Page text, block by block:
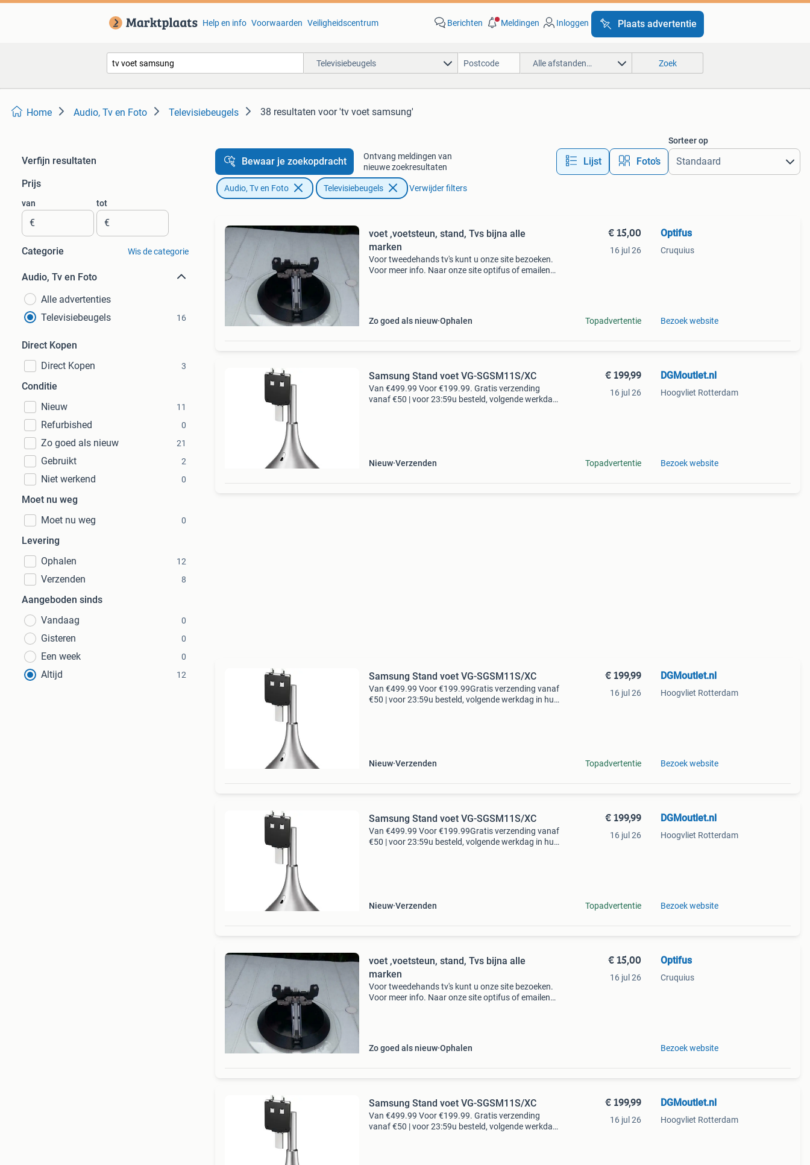
Help en info Voorwaarden Veiligheidscentrum Berichten Meldingen Inloggen Plaats advertentie
Televisiebeugels Alle afstanden… Zoek
Home Audio, Tv en Foto Televisiebeugels 38 resultaten voor 'tv voet samsung'
Verfijn resultaten
Prijs
van
€
tot
€
Categorie Wis de categorie
Audio, Tv en Foto
Alle advertenties
Televisiebeugels
16
Direct Kopen
Direct Kopen
3
Conditie
Nieuw
11
Refurbished 0
Zo goed als nieuw 21
Gebruikt 2
Niet werkend 0
Moet nu weg
Moet nu weg
0
Levering
Ophalen
12
Verzenden 8
Aangeboden sinds
Vandaag
0
Gisteren 0
Een week 0
Altijd 12
Bewaar je zoekopdracht
Ontvang meldingen van
nieuwe zoekresultaten
Lijst Foto’s
Sorteer op
Audio, Tv en Foto Televisiebeugels Verwijder filters
voet ,voetsteun, stand, Tvs bijna alle
marken
Voor tweedehands tv's kunt u onze site bezoeken.
Voor meer info. Naar onze site optifus of emailen
Zo goed als nieuw Ophalen
€ 15,00
16 jul 26
Topadvertentie
Optifus
Cruquius
Bezoek website
Samsung Stand voet VG-SGSM11S/XC
Van €499.99 Voor €199.99. Gratis verzending
vanaf €50 | voor 23:59u besteld, volgende werkdag
Nieuw Verzenden
€ 199,99
16 jul 26
Topadvertentie
DGMoutlet.nl
Hoogvliet Rotterdam
Bezoek website
Samsung Stand voet VG-SGSM11S/XC
Van €499.99 Voor €199.99Gratis verzending vanaf
€50 | voor 23:59u besteld, volgende werkdag in huis
Nieuw Verzenden
€ 199,99
16 jul 26
Topadvertentie
DGMoutlet.nl
Hoogvliet Rotterdam
Bezoek website
Samsung Stand voet VG-SGSM11S/XC
Van €499.99 Voor €199.99Gratis verzending vanaf
€50 | voor 23:59u besteld, volgende werkdag in huis
Nieuw Verzenden
€ 199,99
16 jul 26
Topadvertentie
DGMoutlet.nl
Hoogvliet Rotterdam
Bezoek website
voet ,voetsteun, stand, Tvs bijna alle
marken
Voor tweedehands tv's kunt u onze site bezoeken.
Voor meer info. Naar onze site optifus of emailen
Zo goed als nieuw Ophalen
€ 15,00
16 jul 26
Optifus
Cruquius
Bezoek website
Samsung Stand voet VG-SGSM11S/XC
Van €499.99 Voor €199.99. Gratis verzending
vanaf €50 | voor 23:59u besteld, volgende werkdag
€ 199,99
16 jul 26
DGMoutlet.nl
Hoogvliet Rotterdam